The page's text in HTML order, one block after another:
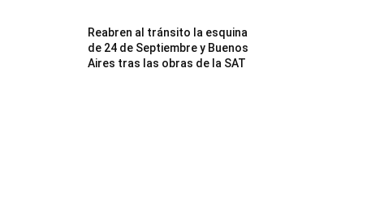
Reabren al tránsito la esquina
de 24 de Septiembre y Buenos
Aires tras las obras de la SAT